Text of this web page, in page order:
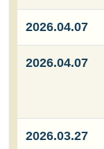
2026.04.07
2026.04.07
2026.03.27